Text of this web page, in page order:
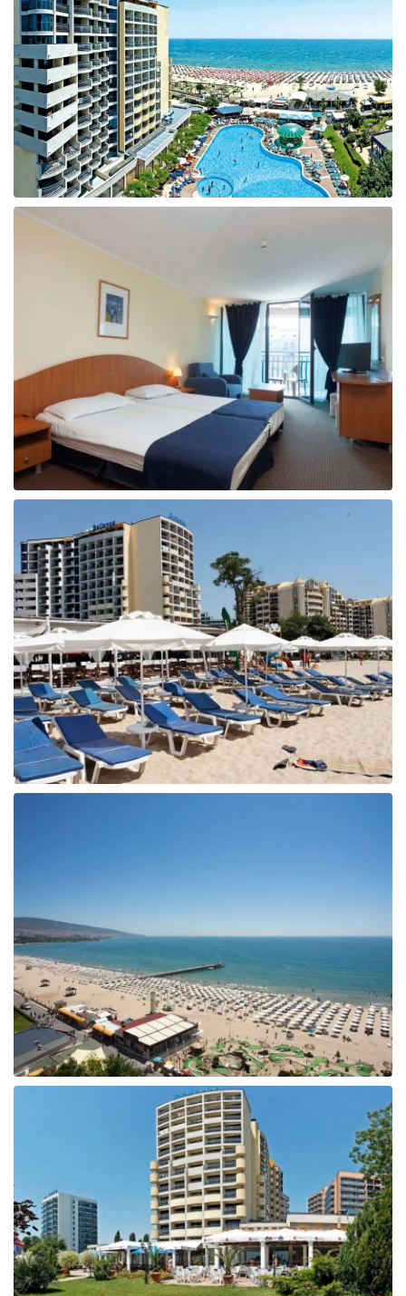
Taizeme
Turcija
Apvienotie Arābu Emirāti
Itālija
Kipra
Dominikānas Republika
Vjetnama
Bulgārija
Melnkalne
Šrilanka
Tunisija
Albānija